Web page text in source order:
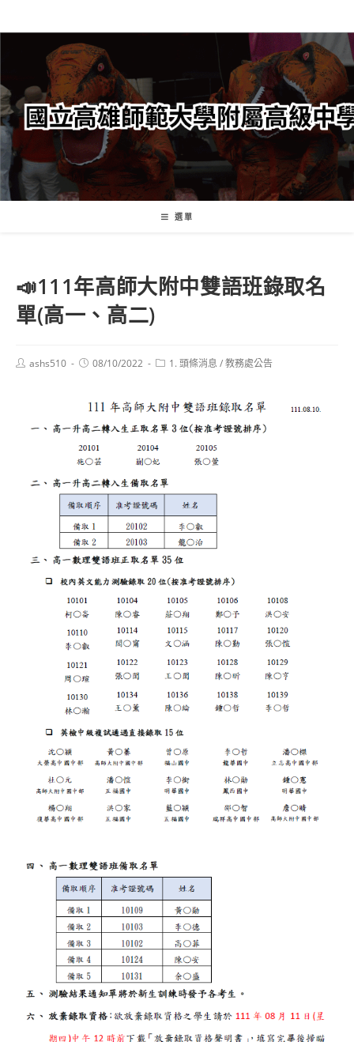
轉
要
內
容
選單
📣111年高師大附中雙語班錄取名
單(高一、高二)
Postashs510
Post08/10/2022
Post1. 頭條消息 /教務處公告